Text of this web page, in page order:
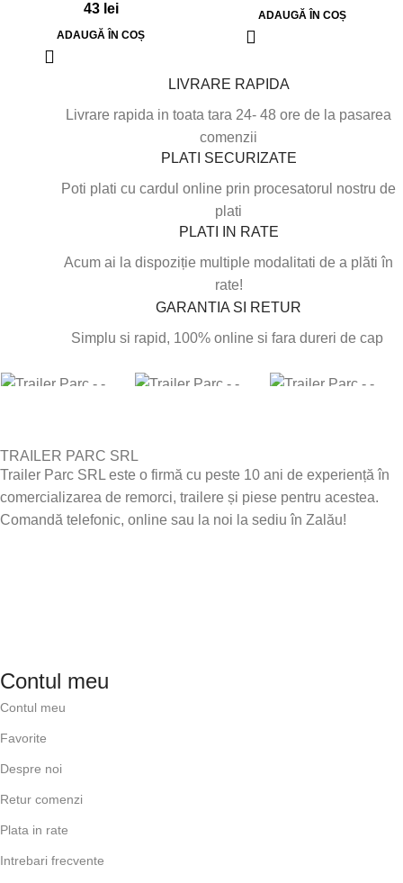
43 lei
ADAUGĂ ÎN COȘ
ADAUGĂ ÎN COȘ
LIVRARE RAPIDA
Livrare rapida in toata tara 24- 48 ore de la pasarea
comenzii
PLATI SECURIZATE
Poti plati cu cardul online prin procesatorul nostru de
plati
PLATI IN RATE
Acum ai la dispoziție multiple modalitati de a plăti în
rate!
GARANTIA SI RETUR
Simplu si rapid, 100% online si fara dureri de cap
TRAILER PARC SRL
Trailer Parc SRL este o firmă cu peste 10 ani de experiență în
comercializarea de remorci, trailere și piese pentru acestea.
Comandă telefonic, online sau la noi la sediu în Zalău!
Contul meu
Contul meu
Favorite
Despre noi
Retur comenzi
Plata in rate
Intrebari frecvente